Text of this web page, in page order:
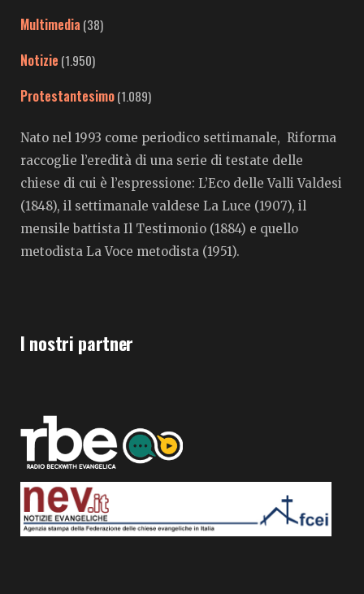
Multimedia (38)
Notizie (1.950)
Protestantesimo(1.089)
Nato nel 1993 come periodico settimanale, Riforma
raccoglie l’eredità di una serie di testate delle
chiese di cui è l’espressione: L’Eco delle Valli Valdesi
(1848), il settimanale valdese La Luce (1907), il
mensile battista Il Testimonio (1884) e quello
metodista La Voce metodista (1951).
I nostri partner